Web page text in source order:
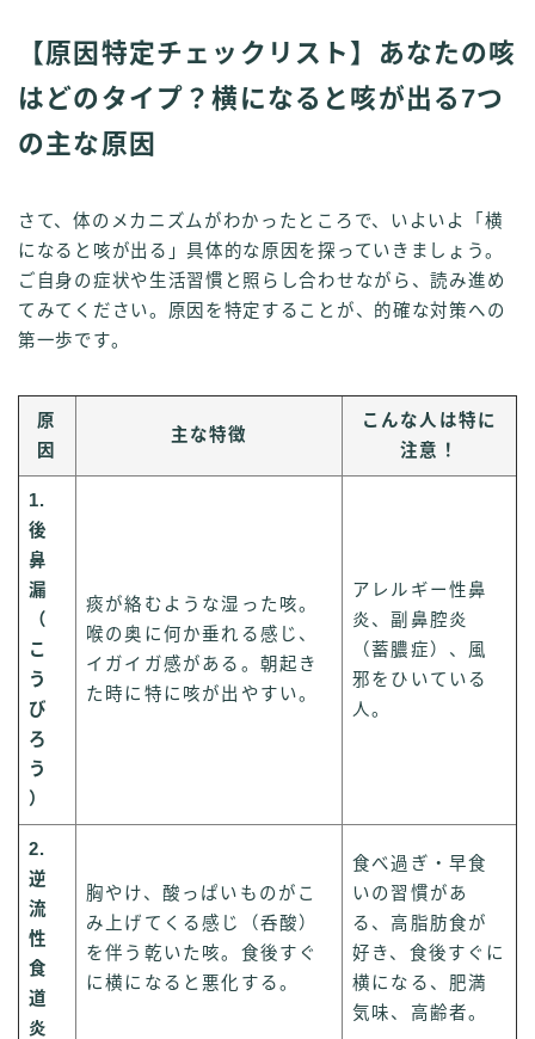
【原因特定チェックリスト】あなたの咳
はどのタイプ？横になると咳が出る7つ
の主な原因
さて、体のメカニズムがわかったところで、いよいよ「横
になると咳が出る」具体的な原因を探っていきましょう。
ご自身の症状や生活習慣と照らし合わせながら、読み進め
てみてください。原因を特定することが、的確な対策への
第一歩です。
原
因
主な特徴
こんな人は特に
注意！
1.
後
鼻
漏
（
こ
う
び
ろ
う
）
痰が絡むような湿った咳。
喉の奥に何か垂れる感じ、
イガイガ感がある。朝起き
た時に特に咳が出やすい。
アレルギー性鼻
炎、副鼻腔炎
（蓄膿症）、風
邪をひいている
人。
2.
逆
流
性
食
道
炎
胸やけ、酸っぱいものがこ
み上げてくる感じ（呑酸）
を伴う乾いた咳。食後すぐ
に横になると悪化する。
食べ過ぎ・早食
いの習慣があ
る、高脂肪食が
好き、食後すぐに
横になる、肥満
気味、高齢者。